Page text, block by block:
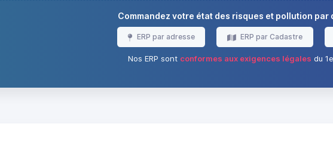
Commandez votre état des risques et pollution par
ERP par adresse ERP par Cadastre
Nos ERP sont conformes aux exigences légales du